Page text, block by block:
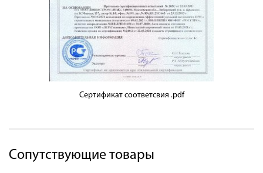
Сертификат соответсвия .pdf
Сопутствующие товары